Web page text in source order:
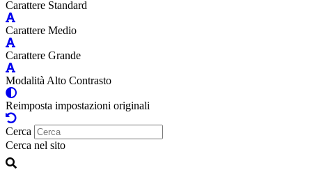
Carattere Standard
Carattere Medio
Carattere Grande
Modalità Alto Contrasto
Reimposta impostazioni originali
Cerca
Cerca nel sito